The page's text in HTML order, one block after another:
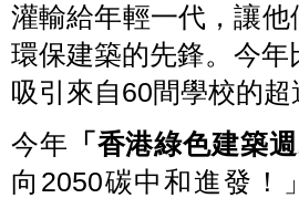
灌輸給年輕一代，讓
環保建築的先鋒。今
吸引來自60間學校的
今年 「香港綠色建築週
向2050碳中和進發！